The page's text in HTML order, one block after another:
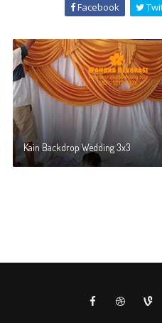
Facebook
Kain Backdrop Wedding 3x3